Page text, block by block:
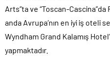
Arts”ta ve “Toscan-
anda Avrupa’nın en iyi iş oteli
Wyndham Grand Kalamış
yapmaktadır.